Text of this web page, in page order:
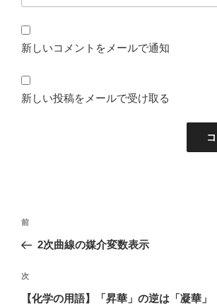
新しいコメントをメールで通知
新しい投稿をメールで受け取る
投
ナ
ビ
ゲ
前
の
稿
前
2次曲線の媒介変数表示
次
の
次
【化学の用語】「昇華」の逆は「凝華」